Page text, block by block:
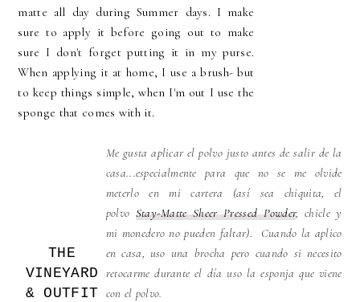
matte all day during Summer days. I make
sure to apply it before going out to make
sure I don't forget putting it in my purse.
When applying it at home, I use a brush- but
to keep things simple, when I'm out I use the
sponge that comes with it.
Me gusta aplicar el polvo justo antes de salir de la
casa...especialmente para que no se me olvide
meterlo en mi cartera (así sea chiquita, el
polvo Stay-Matte Sheer Pressed Powder, chicle y
mi monedero no pueden faltar). Cuando la aplico
en casa, uso una brocha pero cuando si necesito
retocarme durante el día uso la esponja que viene
con el polvo.
THE
VINEYARD
& OUTFIT